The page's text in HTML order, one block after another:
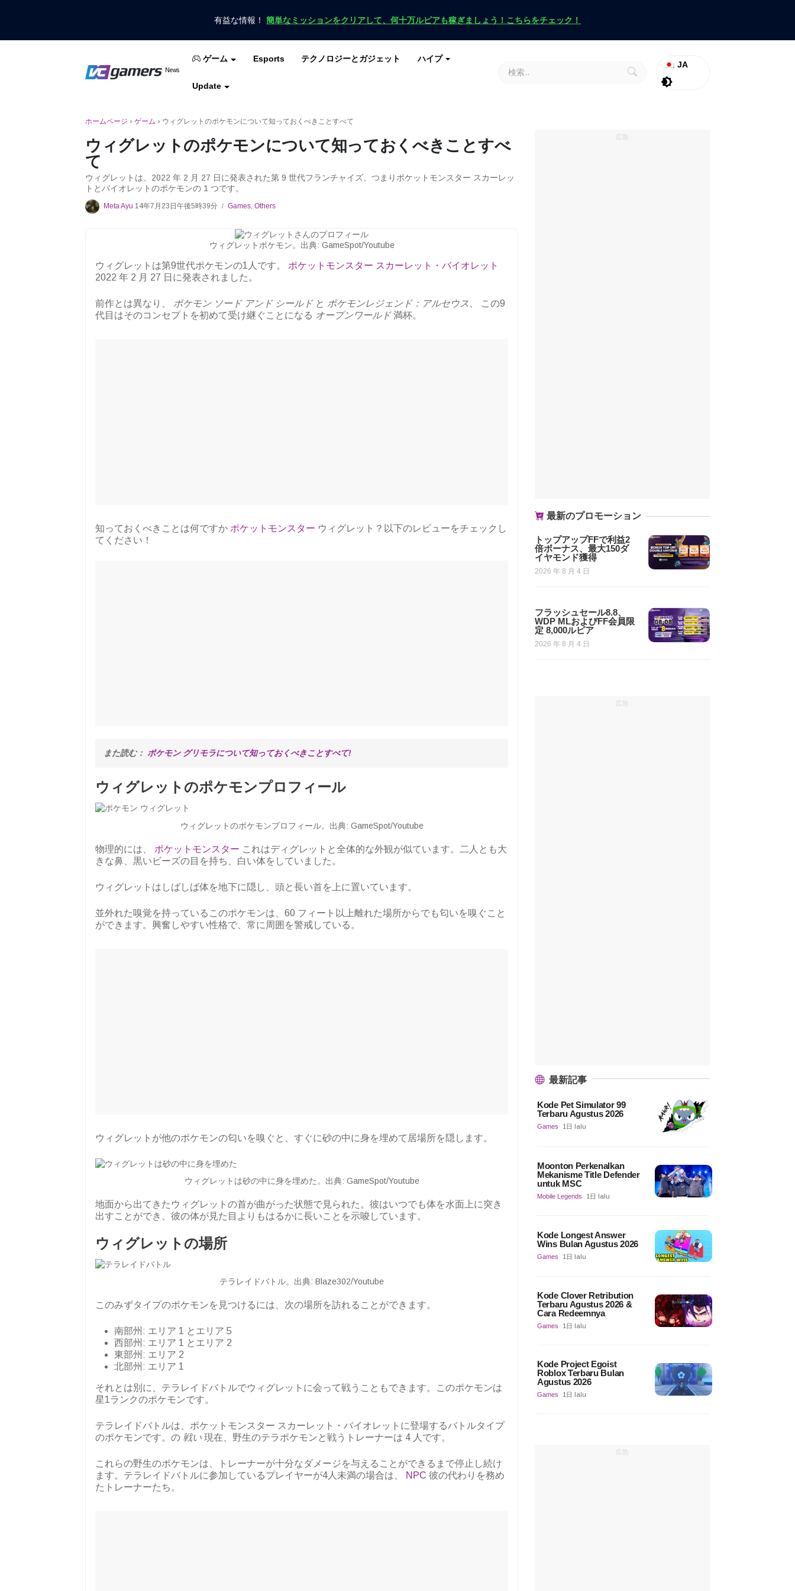
有益な情報！ 簡単なミッションをクリアして、何十万ルピアも稼ぎましょう！こちらをチェック！
VCGamers ニュース
News
VCGamersだけで最新のゲームニュースを入手
ゲーム Esports テクノロジーとガジェット ハイプ
Update
JA
フリーファイア ヴァロラント
ホームページ › ゲーム › ウィグレットのポケモンについて知っておくべきことすべて
ウィグレットのポケモンについて知っておくべきことすべ
て
ウィグレットは、2022 年 2 月 27 日に発表された第 9 世代フランチャイズ、つまりポケットモンスター スカーレッ
トとバイオレットのポケモンの 1 つです。
Meta Ayu 14年7月23日午後5時39分 / Games, Others
ウィグレットポケモン。出典: GameSpot/Youtube
ウィグレットは第9世代ポケモンの1人です。 ポケットモンスター スカーレット・バイオレット
2022 年 2 月 27 日に発表されました。
前作とは異なり、 ポケモン ソード アンド シールドと ポケモンレジェンド：アルセウス、
この9
代目はそのコンセプトを初めて受け継ぐことになる オープンワールド満杯。
知っておくべきことは何ですか ポケットモンスター ウィグレット？以下のレビューをチェックし
てください！
また読む： ポケモン グリモラについて知っておくべきことすべて!
ウィグレットのポケモンプロフィール
ウィグレットのポケモンプロフィール。出典: GameSpot/Youtube
物理的には、 ポケットモンスター これはディグレットと全体的な外観が似ています。二人とも大
きな鼻、黒いビーズの目を持ち、白い体をしていました。
ウィグレットはしばしば体を地下に隠し、頭と長い首を上に置いています。
並外れた嗅覚を持っているこのポケモンは、60 フィート以上離れた場所からでも匂いを嗅ぐこと
ができます。興奮しやすい性格で、常に周囲を警戒している。
ウィグレットが他のポケモンの匂いを嗅ぐと、すぐに砂の中に身を埋めて居場所を隠します。
ウィグレットは砂の中に身を埋めた。出典: GameSpot/Youtube
地面から出てきたウィグレットの首が曲がった状態で見られた。彼はいつでも体を水面上に突き
出すことができ、彼の体が見た目よりもはるかに長いことを示唆しています。
ウィグレットの場所
テラレイドバトル。出典: Blaze302/Youtube
このみずタイプのポケモンを見つけるには、次の場所を訪れることができます。
南部州: エリア 1 とエリア 5
西部州: エリア 1 とエリア 2
東部州: エリア 2
北部州: エリア 1
それとは別に、テラレイドバトルでウィグレットに会って戦うこともできます。このポケモンは
星1ランクのポケモンです。
テラレイドバトルは、ポケットモンスター スカーレット・バイオレットに登場するバトルタイプ
のポケモンです。の 戦い 現在、野生のテラポケモンと戦うトレーナーは 4 人です。
これらの野生のポケモンは、トレーナーが十分なダメージを与えることができるまで停止し続け
ます。テラレイドバトルに参加しているプレイヤーが4人未満の場合は、
NPC 彼の代わりを務め
たトレーナーたち。
広告
最新のプロモーション
トップアップFFで利益2
倍ボーナス、最大150ダ
イヤモンド獲得
2026 年 8 月 4 日
フラッシュセール8.8、
WDP MLおよびFF会員限
定 8,000ルピア
2026 年 8 月 4 日
広告
最新記事
Kode Pet Simulator 99
Terbaru Agustus 2026
Games 1日 lalu
Moonton Perkenalkan
Mekanisme Title Defender
untuk MSC
Mobile Legends 1日 lalu
Kode Longest Answer
Wins Bulan Agustus 2026
Games 1日 lalu
Kode Clover Retribution
Terbaru Agustus 2026 &
Cara Redeemnya
Games 1日 lalu
Kode Project Egoist
Roblox Terbaru Bulan
Agustus 2026
Games 1日 lalu
広告